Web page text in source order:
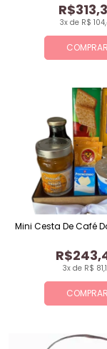
COMPRAR
3x de R$
COMPRAR
3x de R$
Mini Cesta De Café